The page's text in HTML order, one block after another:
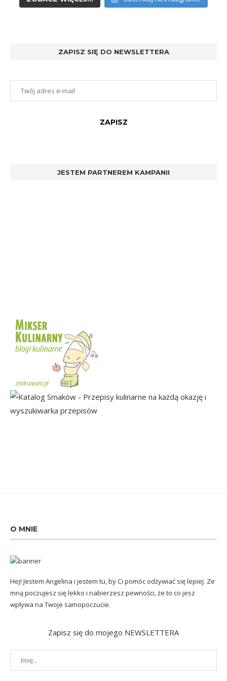
ZAPISZ SIĘ DO NEWSLETTERA
JESTEM PARTNEREM KAMPANII
O MNIE
Hej! Jestem Angelina i jestem tu, by Ci pomóc odżywiać się lepiej. Ze
mną poczujesz się lekko i nabierzesz pewności, że to co jesz
wpływa na Twoje samopoczucie.
Zapisz się do mojego NEWSLETTERA